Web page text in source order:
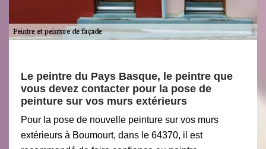
Le peintre du Pays Basque, le peintre que
vous devez contacter pour la pose de
peinture sur vos murs extérieurs
Pour la pose de nouvelle peinture sur vos murs
extérieurs à Boumourt, dans le 64370, il est